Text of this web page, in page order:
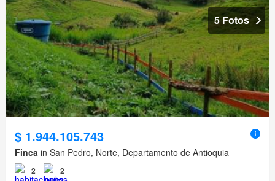
5 Fotos
$ 1.944.105.743
Finca in San Pedro, Norte, Departamento de Antioquia
2
2